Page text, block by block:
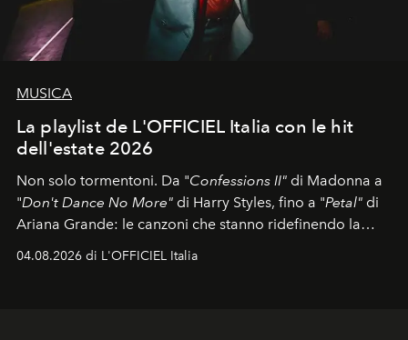
MUSICA
La playlist de L'OFFICIEL Italia con le hit
dell'estate 2026
Non solo tormentoni. Da "Confessions II" di Madonna a
"Don't Dance No More" di Harry Styles, fino a "Petal" di
Ariana Grande: le canzoni che stanno ridefinendo la
04.08.2026 di L'OFFICIEL Italia